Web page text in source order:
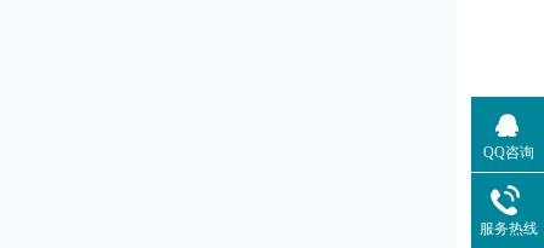
QQ咨询
服务热线